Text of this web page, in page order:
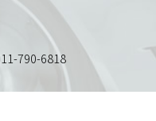
790-6818